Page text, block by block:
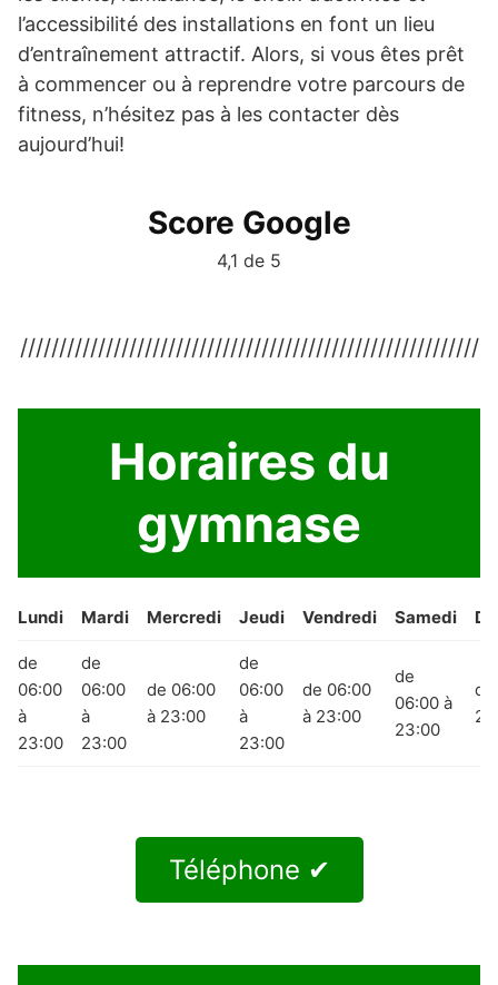
l’accessibilité des installations en font un lieu
d’entraînement attractif. Alors, si vous êtes prêt
à commencer ou à reprendre votre parcours de
fitness, n’hésitez pas à les contacter dès
aujourd’hui!
Score Google
4,1 de 5
///////////////////////////////////////////////////////////
Horaires du
gymnase
Lundi Mardi Mercredi Jeudi Vendredi Samedi
de
06:00
à
23:00
de
06:00
à
23:00
de 06:00
à 23:00
de
06:00
à
23:00
de 06:00
à 23:00
de
06:00 à
23:00
de
Téléphone ✔